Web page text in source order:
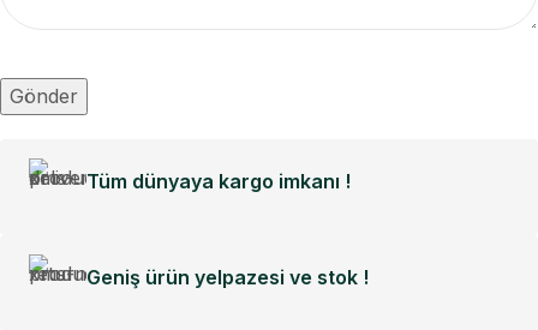
Tüm dünyaya kargo imkanı !
Geniş ürün yelpazesi ve stok !